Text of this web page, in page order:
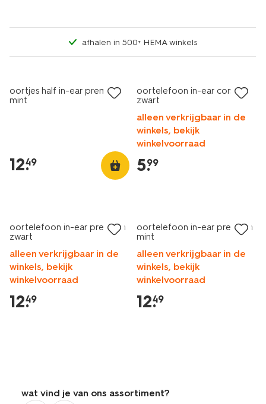
afhalen in 500+ HEMA winkels
oortjes half in-ear premium
mint
12.
49
oortelefoon in-ear comfort
zwart
alleen verkrijgbaar in de
winkels, bekijk
winkelvoorraad
5.
99
oortelefoon in-ear premium
zwart
alleen verkrijgbaar in de
winkels, bekijk
winkelvoorraad
12.
49
oortelefoon in-ear premium
mint
alleen verkrijgbaar in de
winkels, bekijk
winkelvoorraad
12.
49
wat vind je van ons assortiment?